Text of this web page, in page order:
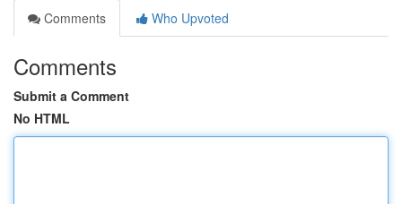
Comments
Who Upvoted
Comments
Submit a Comment
No HTML